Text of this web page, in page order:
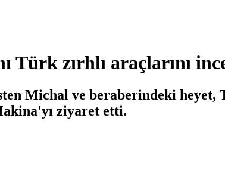
Türk zırhlı araçlarını
Michal ve beraberindeki heyet,
ziyaret etti.